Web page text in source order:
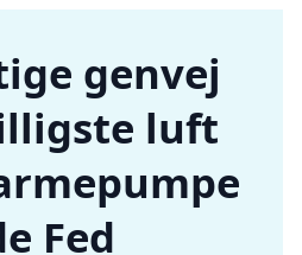
genvej
luft
Fed